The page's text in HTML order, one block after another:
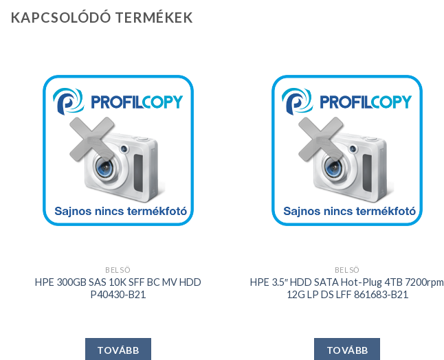
KAPCSOLÓDÓ TERMÉKEK
Kedvencekhez
BELSŐ
HPE 300GB SAS 10K SFF BC MV HDD
P40430-B21
TOVÁBB
Kedvencekhez
BELSŐ
HPE 3.5″ HDD SATA Hot-Plug 4TB 7200rpm
12G LP DS LFF 861683-B21
TOVÁBB